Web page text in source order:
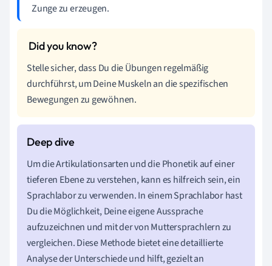
Zunge zu erzeugen.
Stelle sicher, dass Du die Übungen regelmäßig
durchführst, um Deine Muskeln an die spezifischen
Bewegungen zu gewöhnen.
Um die Artikulationsarten und die Phonetik auf einer
tieferen Ebene zu verstehen, kann es hilfreich sein, ein
Sprachlabor zu verwenden. In einem Sprachlabor hast
Du die Möglichkeit, Deine eigene Aussprache
aufzuzeichnen und mit der von Muttersprachlern zu
vergleichen. Diese Methode bietet eine detaillierte
Analyse der Unterschiede und hilft, gezielt an